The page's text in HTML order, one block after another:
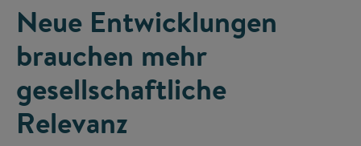
Neue Entwicklungen
brauchen mehr
gesellschaftliche
Relevanz